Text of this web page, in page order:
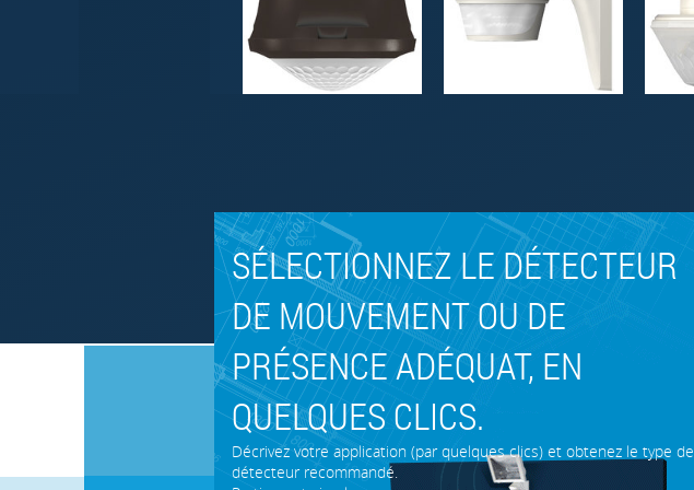
SÉLECTIONNEZ LE DÉTECTEUR
DE MOUVEMENT OU DE
PRÉSENCE ADÉQUAT, EN
QUELQUES CLICS.
Décrivez votre application (par quelques clics) et obtenez le type de
détecteur recommandé.